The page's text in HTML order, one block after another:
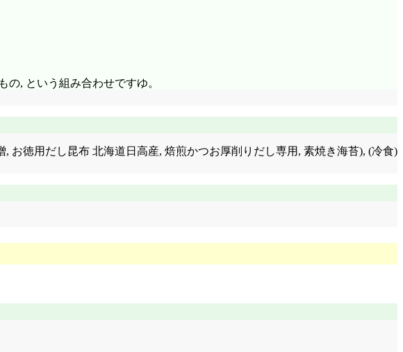
, という組み合わせですゆ。
お徳用だし昆布 北海道日高産, 焙煎かつお厚削りだし専用, 素焼き海苔), (冷食)